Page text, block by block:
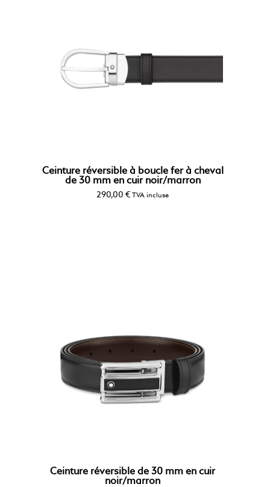
Ceinture réversible à boucle fer à cheval
de 30 mm en cuir noir/marron
290,00 € TVA incluse
Ceinture réversible de 30 mm en cuir
noir/marron